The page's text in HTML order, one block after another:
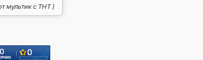
мультик с ТНТ )